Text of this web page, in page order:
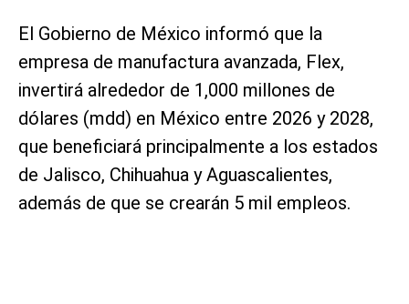
El Gobierno de México informó que la
empresa de manufactura avanzada, Flex,
invertirá alrededor de 1,000 millones de
dólares (mdd) en México entre 2026 y 2028,
que beneficiará principalmente a los estados
de Jalisco, Chihuahua y Aguascalientes,
además de que se crearán 5 mil empleos.